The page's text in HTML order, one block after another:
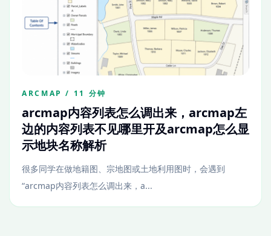
ARCMAP / 11 分钟
arcmap内容列表怎么调出来，arcmap左
边的内容列表不见哪里开及arcmap怎么显
示地块名称解析
很多同学在做地籍图、宗地图或土地利用图时，会遇到
“arcmap内容列表怎么调出来，a...